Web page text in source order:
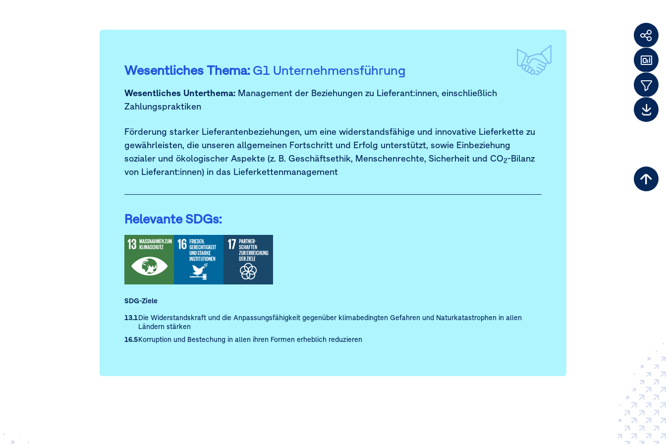
Wesentliches Thema:G1 Unternehmensführung
Wesentliches Unterthema: Management der Beziehungen zu Lieferant:innen, einschließlich
Zahlungspraktiken
Förderung starker Lieferantenbeziehungen, um eine widerstandsfähige und innovative Lieferkette zu
gewährleisten, die unseren allgemeinen Fortschritt und Erfolg unterstützt, sowie Einbeziehung
sozialer und ökologischer Aspekte (z. B. Geschäftsethik, Menschenrechte, Sicherheit und CO2-Bilanz
von Lieferant:innen) in das Lieferkettenmanagement
Relevante SDGs:
SDG-Ziele
13.1Die Widerstandskraft und die Anpassungsfähigkeit gegenüber klimabedingten Gefahren und Naturkatastrophen in allen
Ländern stärken
16.5Korruption und Bestechung in allen ihren Formen erheblich reduzieren